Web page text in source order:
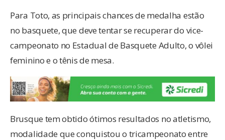
Para Toto, as principais chances de medalha estão
no basquete, que deve tentar se recuperar do vice-
campeonato no Estadual de Basquete Adulto, o vôlei
feminino e o tênis de mesa.
Brusque tem obtido ótimos resultados no atletismo,
modalidade que conquistou o tricampeonato entre